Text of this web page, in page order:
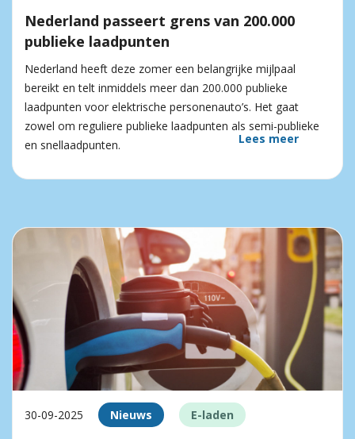
Nederland passeert grens van 200.000
publieke laadpunten
Nederland heeft deze zomer een belangrijke mijlpaal
bereikt en telt inmiddels meer dan 200.000 publieke
laadpunten voor elektrische personenauto’s. Het gaat
zowel om reguliere publieke laadpunten als semi-publieke
en snellaadpunten.
Lees meer
30-09-2025 Nieuws E-laden